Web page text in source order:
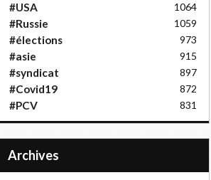
#USA 1064
#Russie 1059
#élections 973
#asie 915
#syndicat 897
#Covid19 872
#PCV 831
Archives